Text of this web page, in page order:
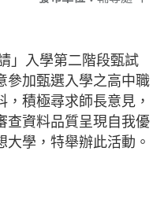
」入學第二階段甄試
參加甄選入學之高中職
積極尋求師長意見，
查資料品質呈現自我優
學，特舉辦此活動。